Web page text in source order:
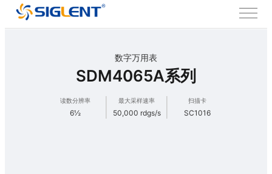
数字万用表
SDM4065A系列
读数分辨率
6½
最大采样速率
50,000 rdgs/s
扫描卡
SC1016